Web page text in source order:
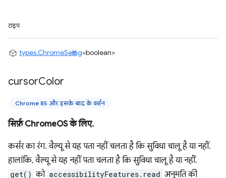
टाइप
types.ChromeSetting<boolean>
cursorColor
Chrome 85 और इसके बाद के वर्शन
सिर्फ़ ChromeOS के लिए.
कर्सर का रंग. वैल्यू से यह पता नहीं चलता है कि सुविधा चालू है या नहीं.
हालांकि, वैल्यू से यह नहीं पता चलता है कि सुविधा चालू है या नहीं.
get() को accessibilityFeatures.read अनुमति की